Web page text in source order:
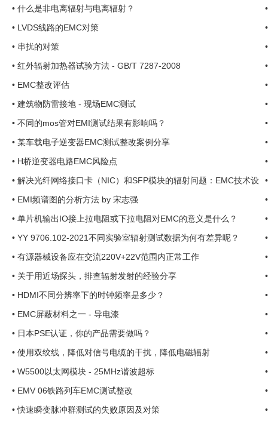
• 什么是非电离辐射与电离辐射？
• LVDS线路的EMC对策
• 串扰的对策
• 红外辐射加热器试验方法 - GB/T 7287-2008
• EMC整改评估
• 建筑物防雷接地 - 现场EMC测试
• 不同的mos管对EMI测试结果有影响吗？
• 某车载电子逆变器EMC测试整改案例分享
• H桥逆变器电路EMC风险点
• 解决光纤网络接口卡（NIC）和SFP模块的辐射问题：EMC技术设
计综述 ...
• EMI频谱图的分析方法 by 宋志强
• 单片机输出IO接上拉电阻或下拉电阻对EMC的意义是什么？
• YY 9706.102-2021不同实验室辐射测试数据为何有差异呢？
• 有源器械设备应在交流220V+22V范围内正常工作
• 关于用近场探头，排查辐射发射的经验分享
• HDMI不同分辨率下的时钟频率是多少？
• EMC屏蔽材料之一 - 导电漆
• 日本PSE认证，你的产品需要做吗？
• 使用双绞线，降低对信号电缆的干扰，降低电磁辐射
• W5500以太网模块 - 25MHz谐波超标
• EMV 06铁路列车EMC测试整改
•快速瞬变脉冲群测试的失败原因及对策